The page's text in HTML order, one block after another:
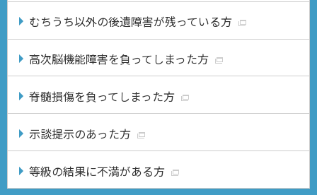
むちうち以外の後遺障害が残っている方
高次脳機能障害を負ってしまった方
脊髄損傷を負ってしまった方
示談提示のあった方
等級の結果に不満がある方